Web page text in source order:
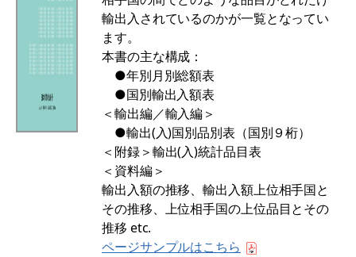
輸出入されているのかが一覧となってい
ます。
本書の主な構成：
●年別月別総額表
●国別輸出入額表
＜輸出編／輸入編＞
●輸出(入)国別品別表（国別９桁）
＜附録＞輸出(入)統計品目表
＜資料編＞
輸出入額の推移、輸出入額上位相手国と
その推移、上位相手国の上位品目とその
推移 etc.
ページサンプルはこちら